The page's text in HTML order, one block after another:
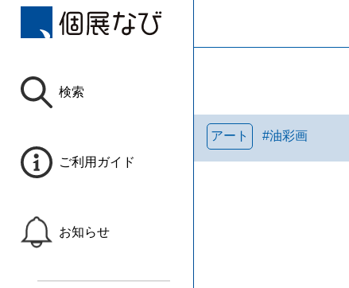
検索
ご利用ガイド
お知らせ
アート #油彩画